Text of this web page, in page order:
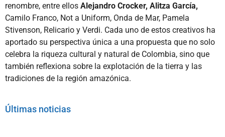
renombre, entre ellos Alejandro Crocker, Alitza García,
Camilo Franco, Not a Uniform, Onda de Mar, Pamela
Stivenson, Relicario y Verdi. Cada uno de estos creativos ha
aportado su perspectiva única a una propuesta que no solo
celebra la riqueza cultural y natural de Colombia, sino que
también reflexiona sobre la explotación de la tierra y las
tradiciones de la región amazónica.
Últimas noticias